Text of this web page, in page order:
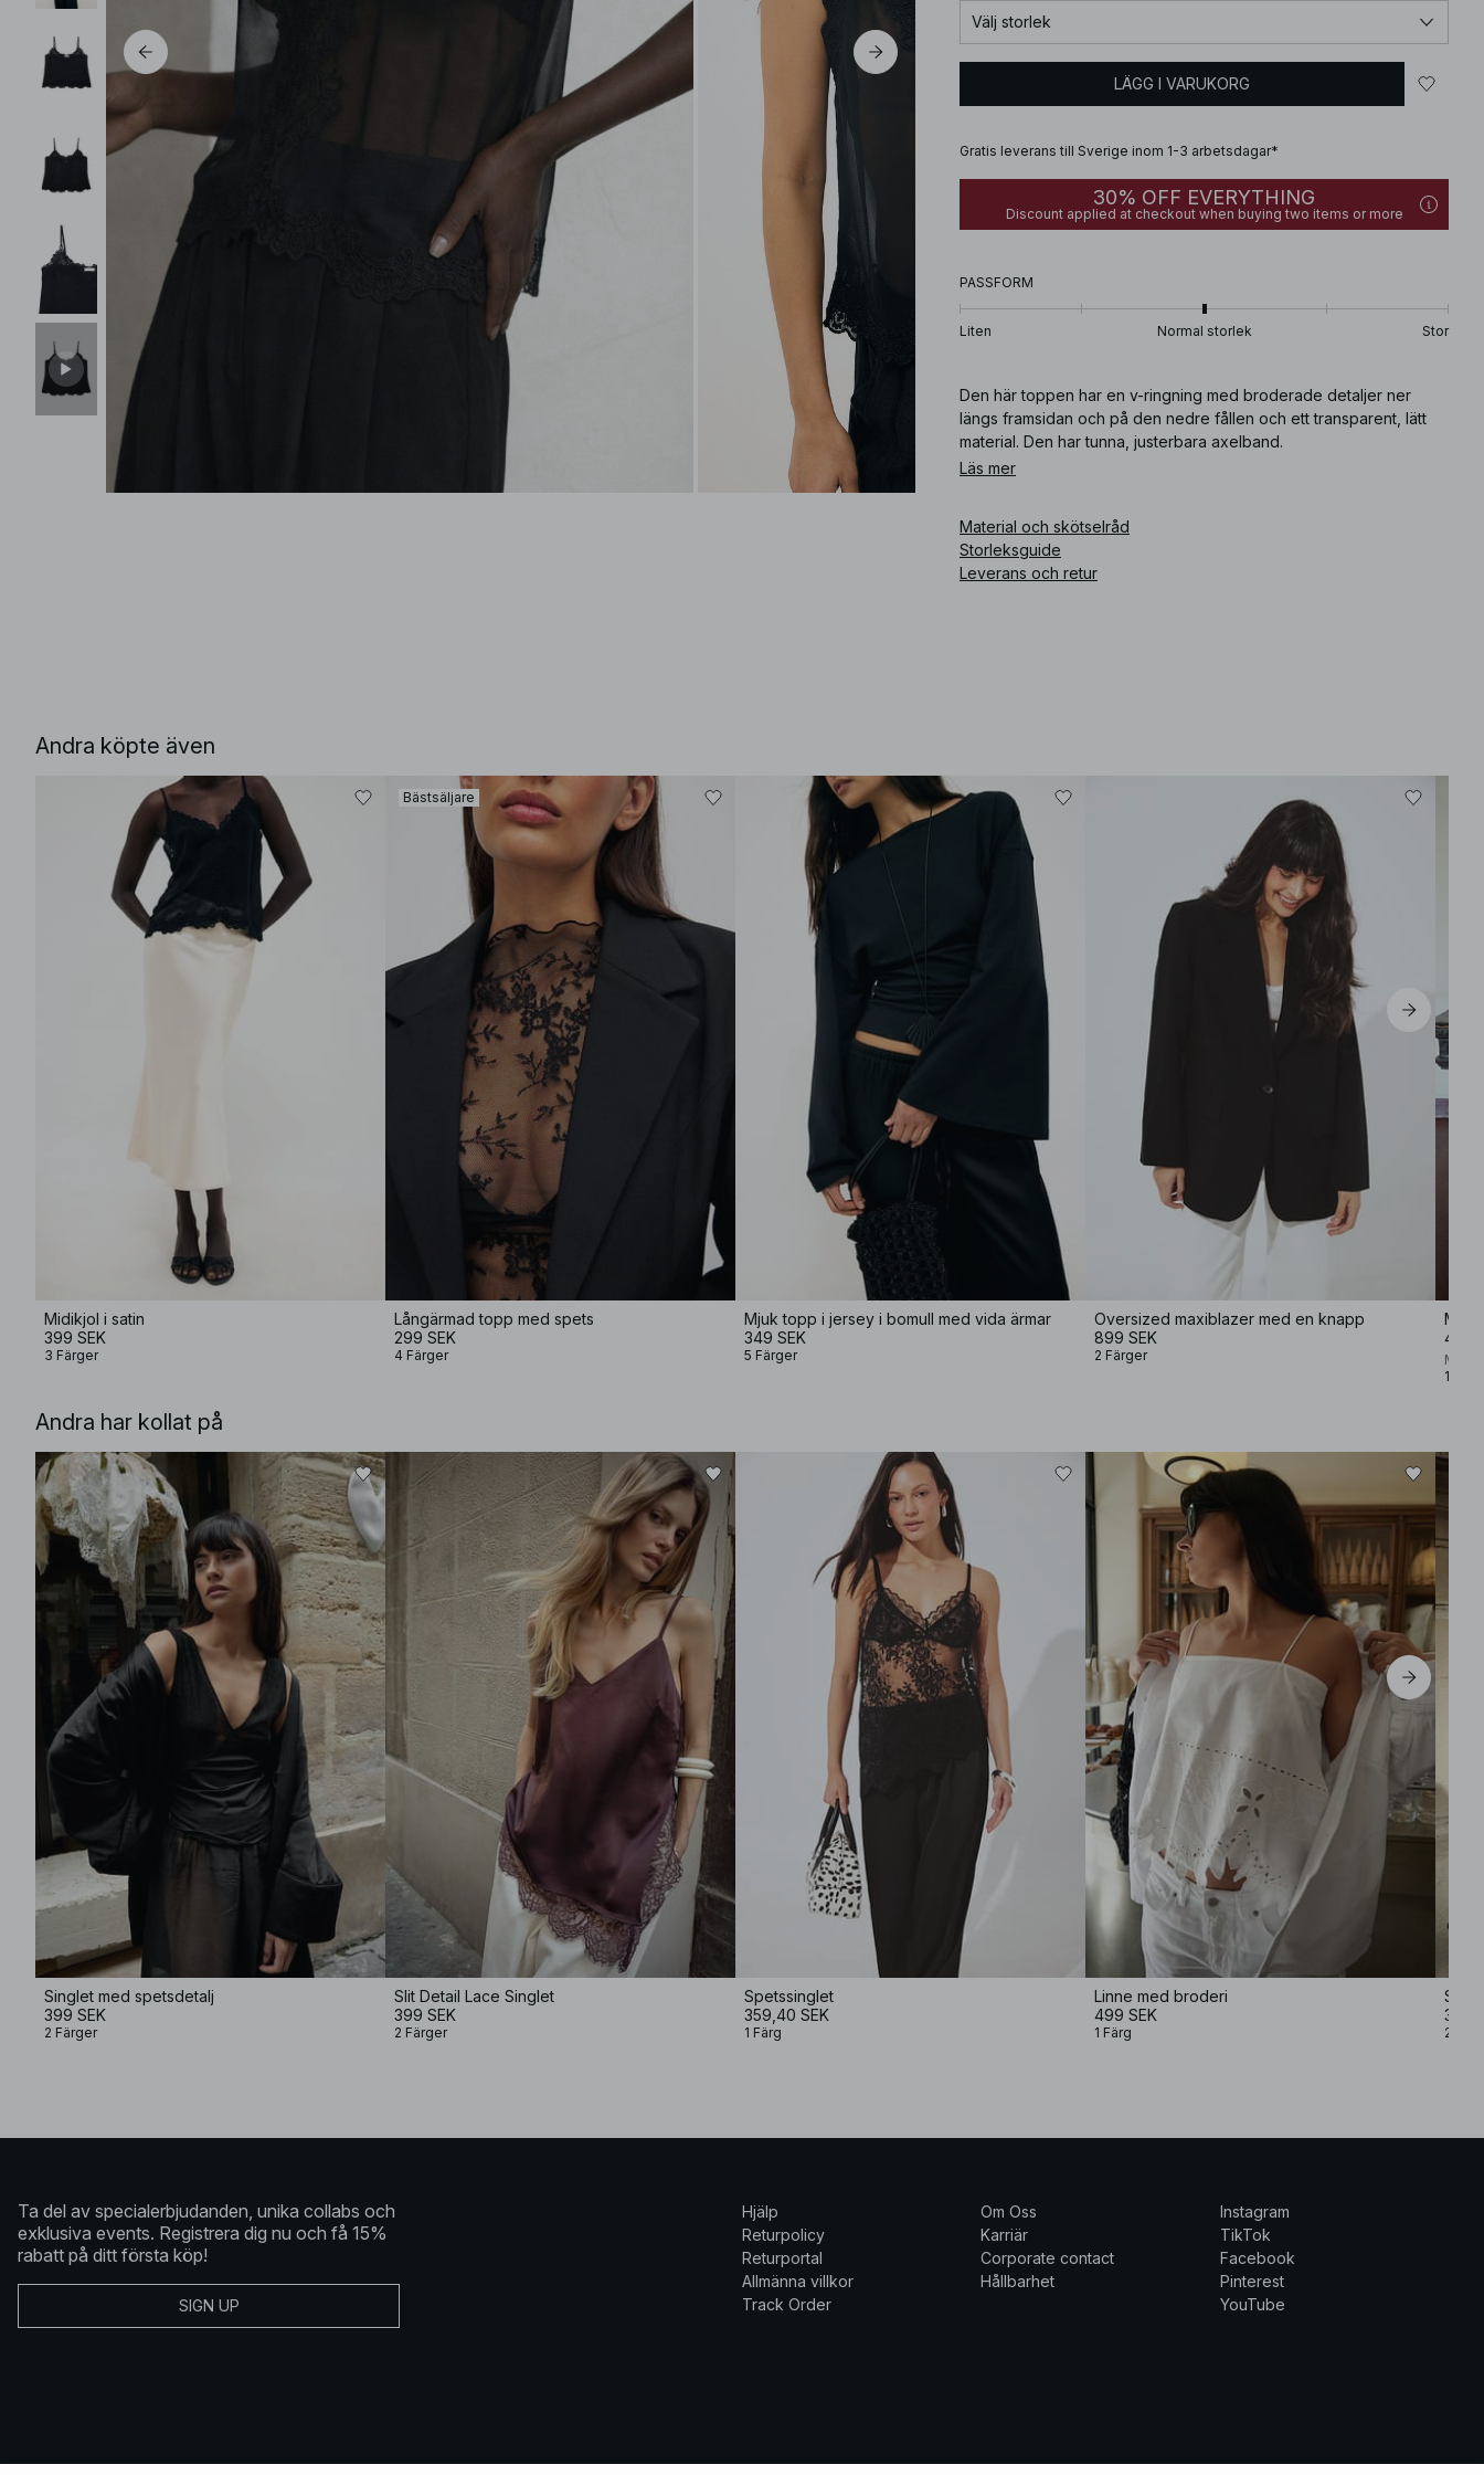
Välj storlek
LÄGG I VARUKORG
Gratis leverans till Sverige inom 1-3 arbetsdagar*
30% OFF EVERYTHING
Discount applied at checkout when buying two items or more
PASSFORM
Liten Normal storlek Stor
Den här toppen har en v-ringning med broderade detaljer ner
längs framsidan och på den nedre fållen och ett transparent, lätt
material. Den har tunna, justerbara axelband.
silhouette.
How does the material feel? The fabric is lightweight and airy,
creating a soft and breathable experience perfect for warmer
days.
Artikelnummer
Läs mer
Material och skötselråd
Storleksguide
Leverans och retur
Andra köpte även
Midikjol i satin
399 SEK
3 Färger
Bästsäljare
Långärmad topp med spets
299 SEK
4 Färger
Mjuk topp i jersey i bomull med vida ärmar
349 SEK
5 Färger
Oversized maxiblazer med en knapp
899 SEK
2 Färger
499
1 Färg
Andra har kollat på
Singlet med spetsdetalj
399 SEK
2 Färger
Slit Detail Lace Singlet
399 SEK
2 Färger
Spetssinglet
359,40 SEK
1 Färg
Linne med broderi
499 SEK
1 Färg
399
2
Ta del av specialerbjudanden, unika collabs och
exklusiva events. Registrera dig nu och få 15%
rabatt på ditt första köp!
SIGN UP
Hjälp
Returpolicy
Returportal
Allmänna villkor
Track Order
Om Oss
Karriär
Corporate contact
Hållbarhet
Instagram
TikTok
Facebook
Pinterest
YouTube